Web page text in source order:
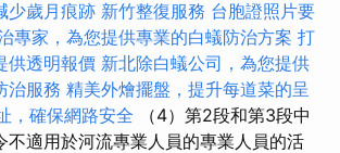
少歲月痕跡 新竹整復服務 台胞證照片要
專家，為您提供專業的白蟻防治方案 打
供透明報價 新北除白蟻公司，為您提供
治服務 精美外燴擺盤，提升每道菜的呈
，確保網路安全 （4）第2段和第3段中
不適用於河流專業人員的專業人員的活